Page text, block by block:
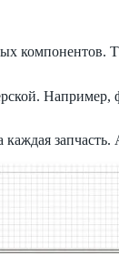
Например,
каждая